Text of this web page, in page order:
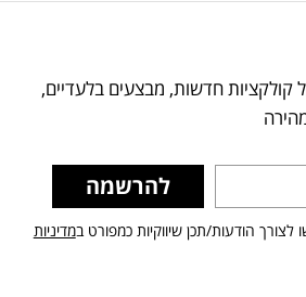
חדשות, מבצעים בלעדיים,
להרשמה
הודעות/תכן שיווקיות כמפורט במדיניות